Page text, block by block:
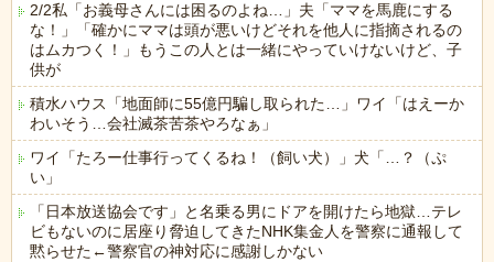
2/2私「お義母さんには困るのよね…」夫「ママを馬鹿にする
な！」「確かにママは頭が悪いけどそれを他人に指摘されるの
はムカつく！」もうこの人とは一緒にやっていけないけど、子
供が
積水ハウス「地面師に55億円騙し取られた…」ワイ「はえーか
わいそう…会社滅茶苦茶やろなぁ」
ワイ「たろー仕事行ってくるね！（飼い犬）」犬「…？（ぷ
い」
「日本放送協会です」と名乗る男にドアを開けたら地獄…テレ
ビもないのに居座り脅迫してきたNHK集金人を警察に通報して
黙らせた←警察官の神対応に感謝しかない